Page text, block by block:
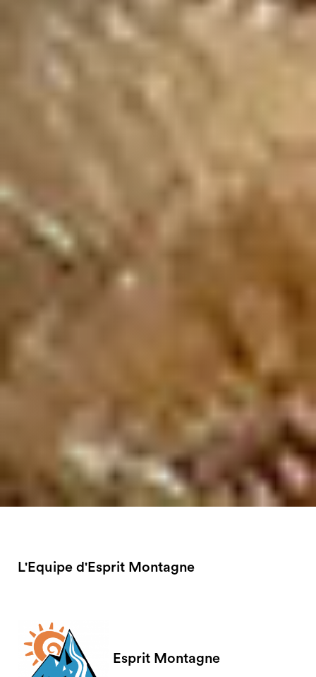
L'Equipe d'Esprit Montagne
Esprit Montagne